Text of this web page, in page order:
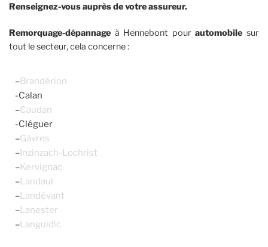
Renseignez-vous auprès de votre assureur.
Remorquage-dépannage à Hennebont pourautomobile sur
tout le secteur, cela concerne :
–Brandérion
-Calan
–Caudan
-Cléguer
–Gâvres
–Inzinzach-Lochrist
–Kervignac
–Landaul
–Landévant
–Lanester
–Languidic